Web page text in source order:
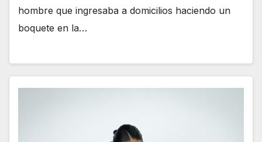
hombre que ingresaba a domicilios haciendo un
boquete en la…